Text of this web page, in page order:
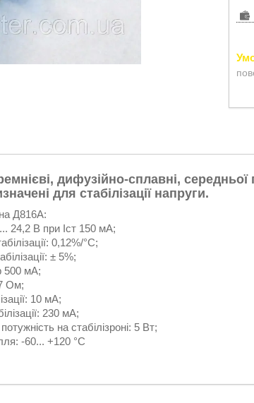
дифузійно-сплавні, середньої
для стабілізації напруги.
Д816А:
24,2 В при Iст 150 мА;
0,12%/°С;
± 5%;
500 мА;
Ом;
10 мА;
230 мА;
на стабілізроні: 5 Вт;
-60... +120 °C